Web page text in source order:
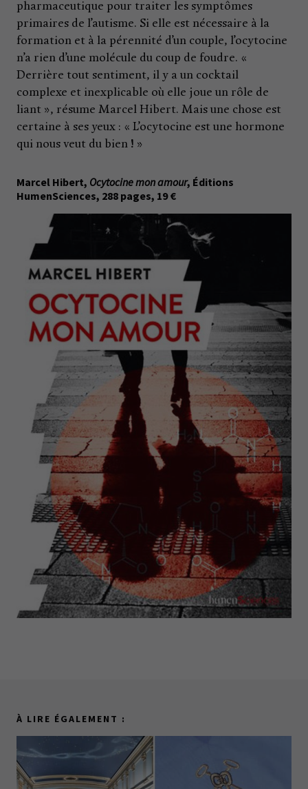
pharmaceutique pour traiter les symptômes
primaires de l’autisme. Si elle est nécessaire à la
formation et à la pérennité d’un couple, l’ocytocine
n’a rien d’une molécule du coup de foudre. «
Derrière tout sentiment, il y a un cocktail
complexe et inexplicable où elle joue un rôle de
liant », résume Marcel Hibert. Mais une chose est
certaine à ses yeux : « L’ocytocine est une hormone
qui nous veut du bien ! »
Marcel Hibert, Ocytocine mon amour, Éditions
HumenSciences, 288 pages, 19 €
À LIRE ÉGALEMENT :